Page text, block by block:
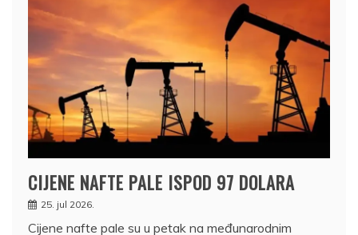
CIJENE NAFTE PALE ISPOD 97 DOLARA
25. jul 2026.
Cijene nafte pale su u petak na međunarodnim